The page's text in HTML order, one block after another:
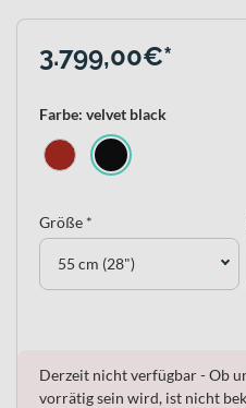
3.799,00€*
Farbe: velvet black
Größe *
55 cm (28")
Derzeit nicht verfügbar - Ob
vorrätig sein wird, ist nicht